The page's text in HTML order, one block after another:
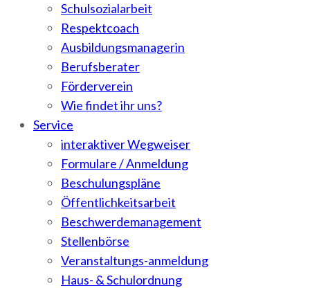
Schulsozialarbeit
Respektcoach
Ausbildungsmanagerin
Berufsberater
Förderverein
Wie findet ihr uns?
Service
interaktiver Wegweiser
Formulare / Anmeldung
Beschulungspläne
Öffentlichkeitsarbeit
Beschwerdemanagement
Stellenbörse
Veranstaltungs-anmeldung
Haus- & Schulordnung